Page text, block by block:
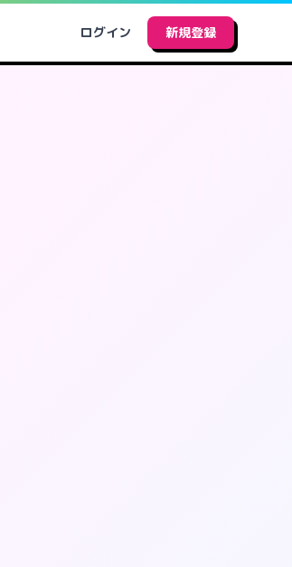
ログイン 新規登録